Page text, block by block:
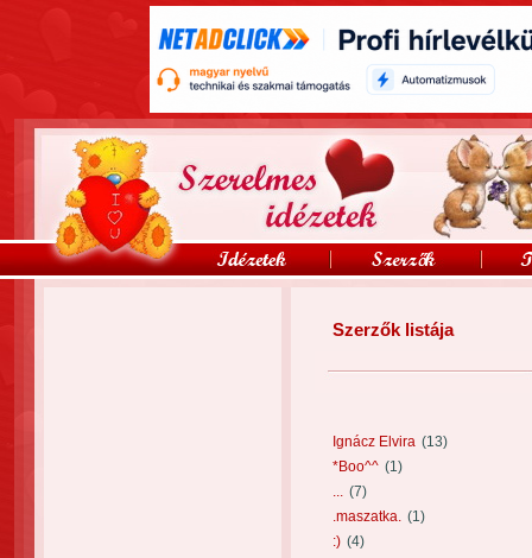
Szerzők listája
Ignácz Elvira (13)
*Boo^^ (1)
(7)
.maszatka.
(1)
:) (4)